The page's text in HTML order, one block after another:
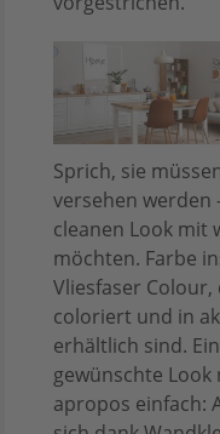
Sprich, sie
versehen werden
cleanen Look mit
möchten. Farbe
Vliesfaser
coloriert und in
erhältlich sind.
gewünschte Look
apropos einfach: